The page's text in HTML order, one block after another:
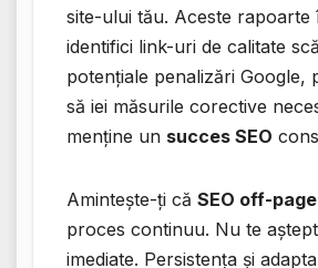
site-ului tău. Aceste rapoarte
identifici link-uri de calitate
potențiale penalizări Google,
să iei măsurile corective
menține un succes SEO
Amintește-ți că SEO off-page
proces continuu. Nu te
imediate. Persistența și